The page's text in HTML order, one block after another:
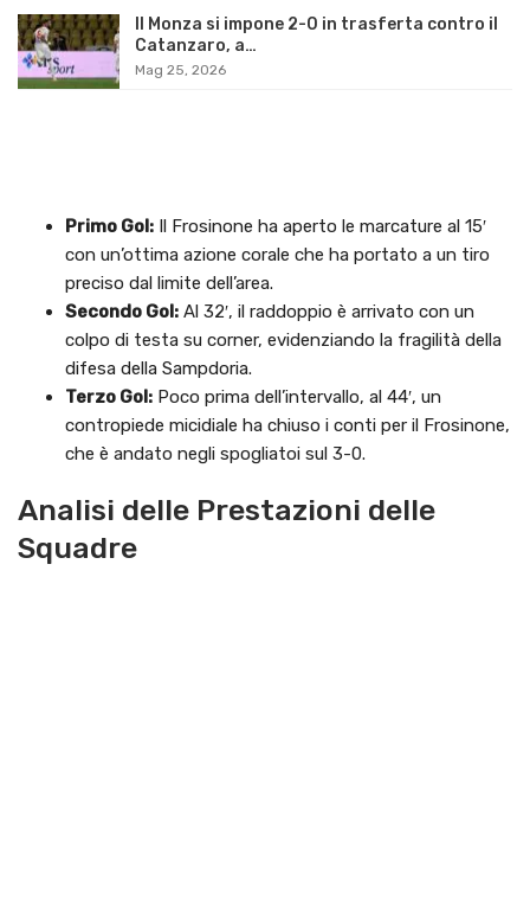
Il Monza si impone 2-0 in trasferta contro il
Catanzaro, a…
Mag 25, 2026
Primo Gol: Il Frosinone ha aperto le marcature al 15′
con un’ottima azione corale che ha portato a un tiro
preciso dal limite dell’area.
Secondo Gol: Al 32′, il raddoppio è arrivato con un
colpo di testa su corner, evidenziando la fragilità della
difesa della Sampdoria.
Terzo Gol: Poco prima dell’intervallo, al 44′, un
contropiede micidiale ha chiuso i conti per il Frosinone,
che è andato negli spogliatoi sul 3-0.
Analisi delle Prestazioni delle
Squadre